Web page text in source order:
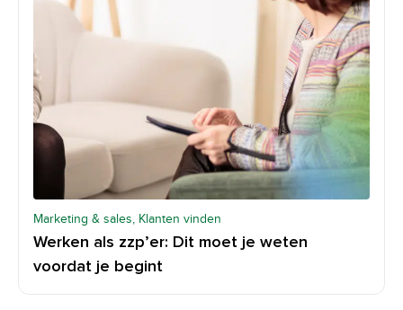
Marketing & sales, Klanten vinden
Werken als zzp’er: Dit moet je weten
voordat je begint